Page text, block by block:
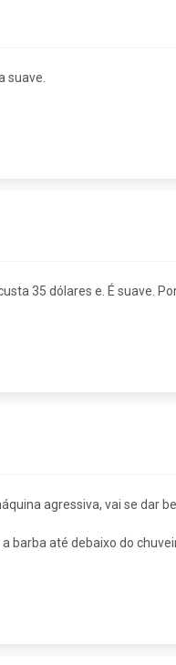
suave.
35 dólares e. É suave.
agressiva, vai se dar
barba até debaixo do